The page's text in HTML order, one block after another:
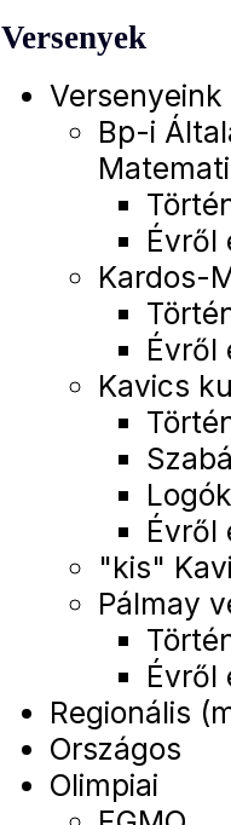
Versenyek
Versenyeink
Bp-i
Évről
Kardos-
Évről
Kavics
Logók
Évről
"kis"
Pálmay
Évről
Regionális
Országos
Olimpiai